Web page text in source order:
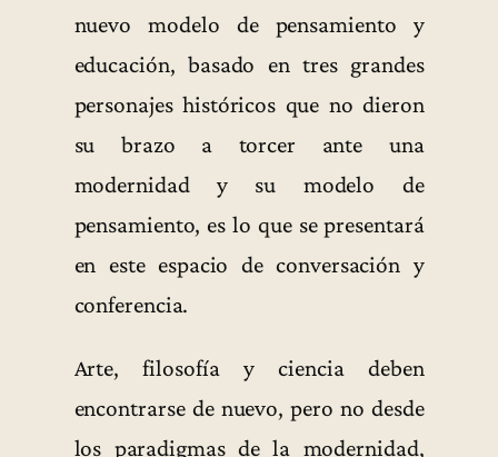
nuevo modelo de pensamiento y
educación, basado en tres grandes
personajes históricos que no dieron
su brazo a torcer ante una
modernidad y su modelo de
pensamiento, es lo que se presentará
en este espacio de conversación y
conferencia.
Arte, filosofía y ciencia deben
encontrarse de nuevo, pero no desde
los paradigmas de la modernidad,